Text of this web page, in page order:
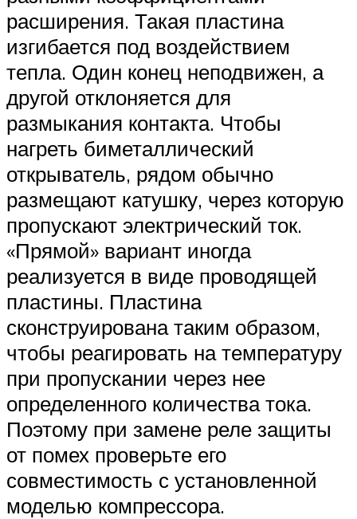
расширения. Такая пластина
изгибается под воздействием
тепла. Один конец неподвижен, а
другой отклоняется для
размыкания контакта. Чтобы
нагреть биметаллический
открыватель, рядом обычно
размещают катушку, через которую
пропускают электрический ток.
«Прямой» вариант иногда
реализуется в виде проводящей
пластины. Пластина
сконструирована таким образом,
чтобы реагировать на температуру
при пропускании через нее
определенного количества тока.
Поэтому при замене реле защиты
от помех проверьте его
совместимость с установленной
моделью компрессора.